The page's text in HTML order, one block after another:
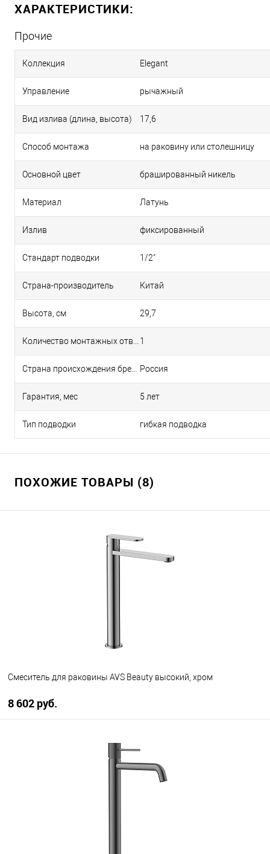
ХАРАКТЕРИСТИКИ:
Прочие
Коллекция Elegant
Управление рычажный
Вид излива (длина, высота) 17,6
Способ монтажа на раковину или столешницу
Основной цвет брашированный никель
Материал Латунь
Излив фиксированный
Стандарт подводки 1/2"
Страна-производитель Китай
Высота, см 29,7
1
Россия
Гарантия, мес 5 лет
Тип подводки гибкая подводка
ПОХОЖИЕ ТОВАРЫ (8)
Смеситель для раковины AVS Beauty высокий, хром
8 602 руб.
В наличии